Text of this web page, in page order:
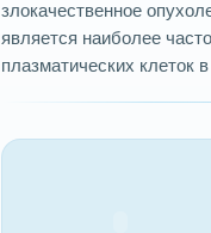
злокачественное
является наиболее
плазматических клеток